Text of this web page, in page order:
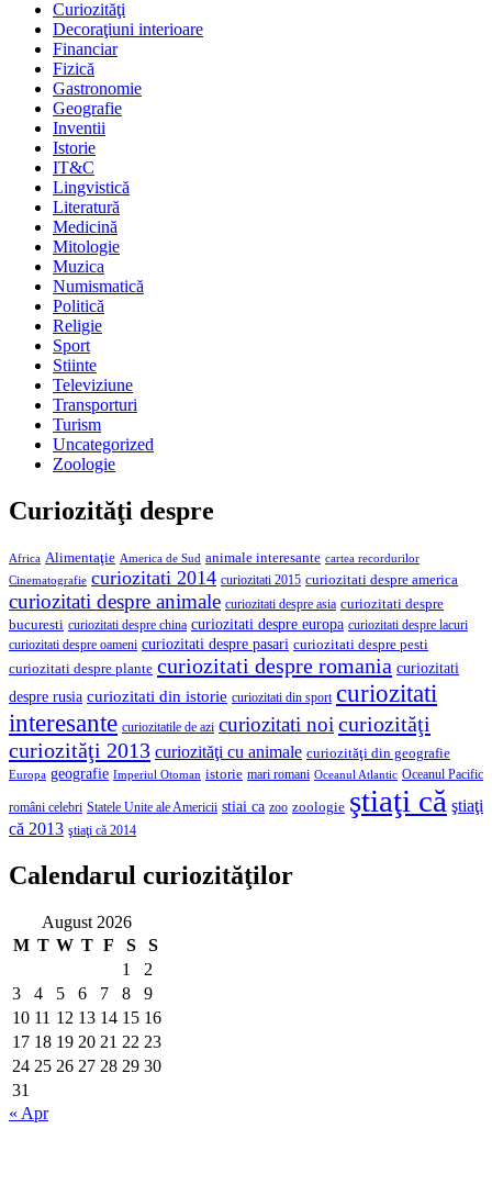
Curiozităţi
Decoraţiuni interioare
Financiar
Fizică
Gastronomie
Geografie
Inventii
Istorie
IT&C
Lingvistică
Literatură
Medicină
Mitologie
Muzica
Numismatică
Politică
Religie
Sport
Stiinte
Televiziune
Transporturi
Turism
Uncategorized
Zoologie
Curiozităţi despre
Africa Alimentaţie America de Sud animale interesante cartea recordurilor
Cinematografie curiozitati 2014 curiozitati 2015 curiozitati despre america
curiozitati despre animale curiozitati despre asia curiozitati despre
bucuresti curiozitati despre china curiozitati despre europa curiozitati despre lacuri
curiozitati despre oameni curiozitati despre pasari curiozitati despre pesti
curiozitati despre plante curiozitati despre romania curiozitati
despre rusia curiozitati din istorie curiozitati din sport curiozitati
interesante curiozitatile de azi curiozitati noicuriozităţi
curiozităţi 2013 curiozităţi cu animale curiozităţi din geografie
Europa geografie Imperiul Otoman istorie mari romani Oceanul Atlantic Oceanul Pacific
români celebri Statele Unite ale Americii stiai ca zoo zoologie ştiaţi că ştiaţi
că 2013 ştiaţi că 2014
Calendarul curiozităţilor
August 2026
M T W T F S
S
1
2
3
4 5 6 7 8
9
10 11 12 13 14 15 16
17 18 19 20 21 22 23
24 25 26 27 28 29 30
31
« Apr